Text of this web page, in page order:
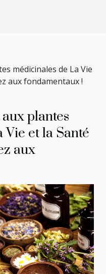
médicinales de La Vie
aux fondamentaux !
plantes
et la Santé
aux